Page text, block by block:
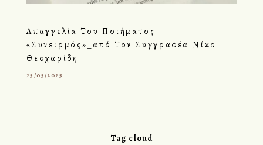
Απαγγελία Του Ποιήματος
«Συνειρμός»_από Τον Συγγραφέα Νίκο
Θεοχαρίδη
25/05/2025
Tag cloud